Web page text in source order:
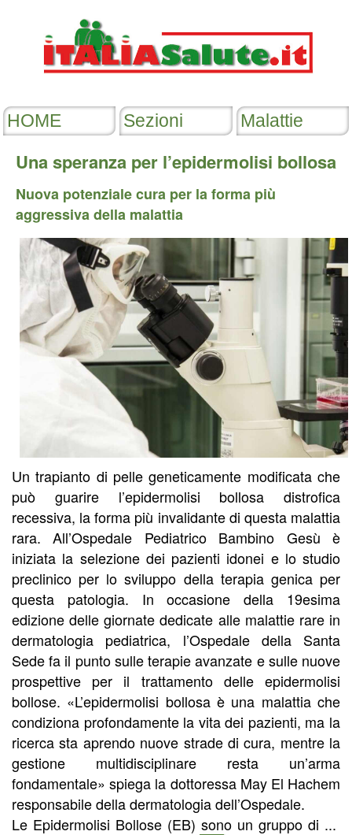
Una speranza per l’epidermolisi bollosa
Nuova potenziale cura per la forma più
aggressiva della malattia
Un trapianto di pelle geneticamente modificata che
può guarire l’epidermolisi bollosa distrofica
recessiva, la forma più invalidante di questa malattia
rara. All’Ospedale Pediatrico Bambino Gesù è
iniziata la selezione dei pazienti idonei e lo studio
preclinico per lo sviluppo della terapia genica per
questa patologia. In occasione della 19esima
edizione delle giornate dedicate alle malattie rare in
dermatologia pediatrica, l’Ospedale della Santa
Sede fa il punto sulle terapie avanzate e sulle nuove
prospettive per il trattamento delle epidermolisi
bollose. «L’epidermolisi bollosa è una malattia che
condiziona profondamente la vita dei pazienti, ma la
ricerca sta aprendo nuove strade di cura, mentre la
gestione multidisciplinare resta un’arma
fondamentale» spiega la dottoressa May El Hachem
responsabile della dermatologia dell’Ospedale.
Le Epidermolisi Bollose (EB) sono un gruppo di ...